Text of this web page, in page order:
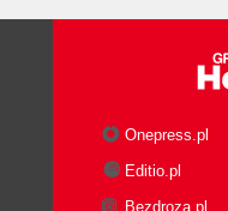
Onepress.pl
Editio.pl
Bezdroza.pl